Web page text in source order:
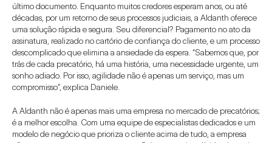
último documento. Enquanto muitos credores esperam anos, ou até
décadas, por um retorno de seus processos judiciais, a Aldanth oferece
uma solução rápida e segura. Seu diferencial? Pagamento no ato da
assinatura, realizado no cartório de confiança do cliente, e um processo
descomplicado que elimina a ansiedade da espera. “Sabemos que, por
trás de cada precatório, há uma história, uma necessidade urgente, um
sonho adiado. Por isso, agilidade não é apenas um serviço, mas um
compromisso”, explica Daniele.
A Aldanth não é apenas mais uma empresa no mercado de precatórios;
é a melhor escolha. Com uma equipe de especialistas dedicados e um
modelo de negócio que prioriza o cliente acima de tudo, a empresa